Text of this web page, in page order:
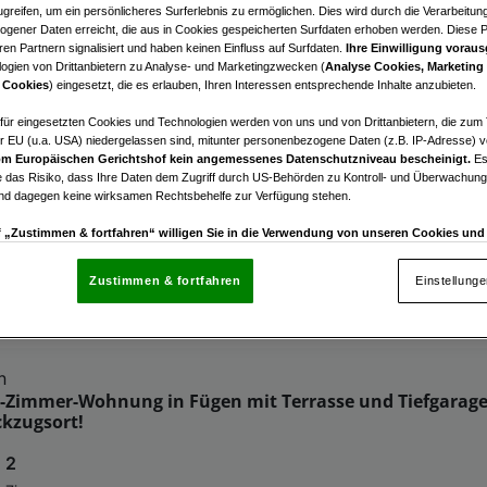
zur Verfügung.
unsere alternativen Angebote.
in Kappl: Modernes Wohnen mit Fußbodenheizung und
3
Zimmer
€ 405.790,00
Kaufpreis
Zimmer-Wohnung in Fügen mit Terrasse und
2
um ein persönlicheres Surferlebnis zu ermöglichen. Dies wird durch die
Daten erreicht, die aus in Cookies gespeicherten Surfdaten erhoben werden. Diese
Partnern signalisiert und haben keinen Einfluss auf Surfdaten.
Ihre Einwilligung
von Drittanbietern zu Analyse- und Marketingzwecken (Analyse Cookies, Marketing
) eingesetzt, die es erlauben, Ihren Interessen entsprechende Inhalte anzubieten.
eingesetzten Cookies und Technologien werden von uns und von Drittanbietern, die zum
EU (u.a. USA) niedergelassen sind, mitunter personenbezogene Daten (z.B. IP-Adresse)
Europäischen Gerichtshof kein angemessenes Datenschutzniveau bescheinigt.
das Risiko, dass Ihre Daten dem Zugriff durch US-Behörden zu Kontroll- und
dagegen keine wirksamen Rechtsbehelfe zur Verfügung stehen.
„Zustimmen & fortfahren“ willigen Sie in die Verwendung von unseren Cookies
die sich auf jeder Seite unten im Footer befinden.
Standortdaten. Endgeräteeigenschaften zur Identifikation aktiv abfragen. Speichern
auf einem Endgerät. Personalisierte Werbung und Inhalte, Messung von Werbeleistung
Inhalten, Zielgruppenforschung sowie Entwicklung und Verbesserung von Angeboten.
Zustimmen & fortfahren